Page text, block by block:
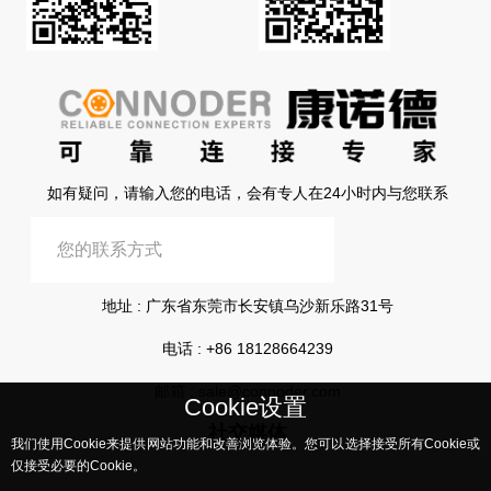
Cookie设置
我们使用Cookie来提供网站功能和改善浏览体验。您可以选择接受所有Cookie或
仅接受必要的Cookie。
如有疑问，请输入您的电话，会有专人在24小时内与您联系
地址 : 广东省东莞市长安镇乌沙新乐路31号
电话 : +86 18128664239
社交媒体